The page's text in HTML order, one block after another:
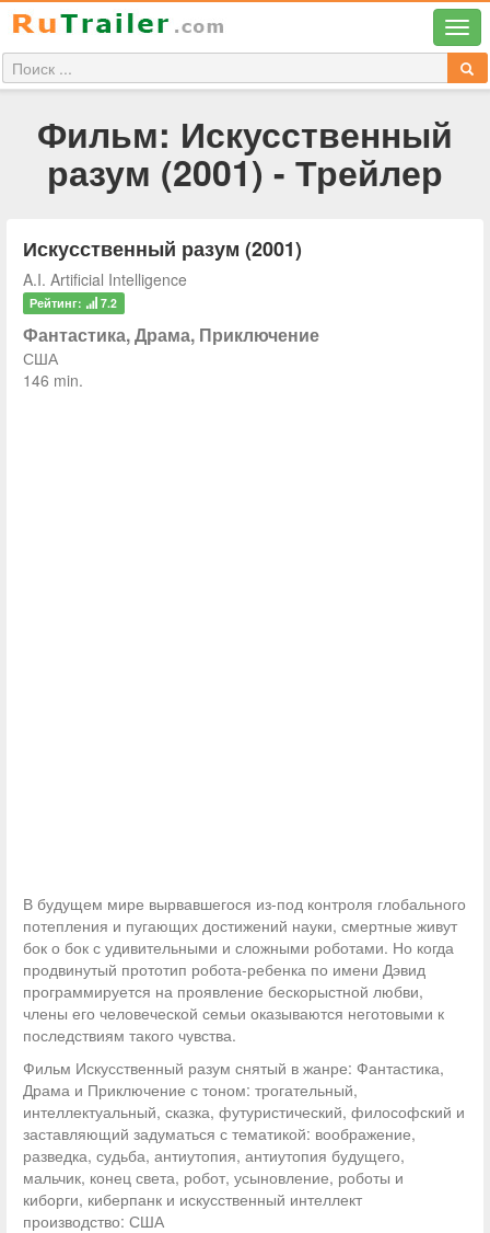
Фильм: Искусственный
разум (2001) - Трейлер
Искусственный разум (2001)
A.I. Artificial Intelligence
Рейтинг: 7.2
Фантастика, Драма, Приключение
США
146 min.
В будущем мире вырвавшегося из-под контроля глобального
потепления и пугающих достижений науки, смертные живут
бок о бок с удивительными и сложными роботами. Но когда
продвинутый прототип робота-ребенка по имени Дэвид
программируется на проявление бескорыстной любви,
члены его человеческой семьи оказываются неготовыми к
последствиям такого чувства.
Фильм Искусственный разум снятый в жанре: Фантастика,
Драма и Приключение с тоном: трогательный,
интеллектуальный, сказка, футуристический, философский и
заставляющий задуматься с тематикой: воображение,
разведка, судьба, антиутопия, антиутопия будущего,
мальчик, конец света, робот, усыновление, роботы и
киборги, киберпанк и искусственный интеллект
производство: США